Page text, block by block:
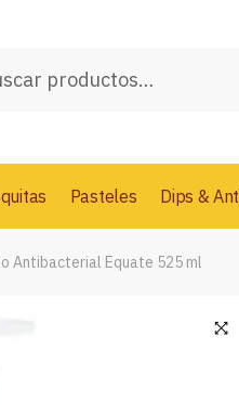
Pasteles Dips &
Antibacterial Equate 525 ml